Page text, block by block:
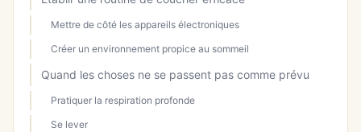
Mettre de côté les appareils électroniques
Créer un environnement propice au sommeil
Quand les choses ne se passent pas comme prévu
Pratiquer la respiration profonde
Se lever